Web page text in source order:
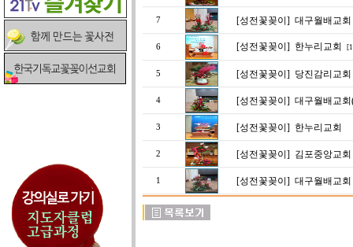
7 [성전꽃꽂이] 대구월배교
6 [성전꽃꽂이] 한누리교회
5 [성전꽃꽂이] 당진감리교
4 [성전꽃꽂이] 대구월배교
3 [성전꽃꽂이] 한누리교회
2 [성전꽃꽂이] 김포중앙교회
1 [성전꽃꽂이] 대구월배교